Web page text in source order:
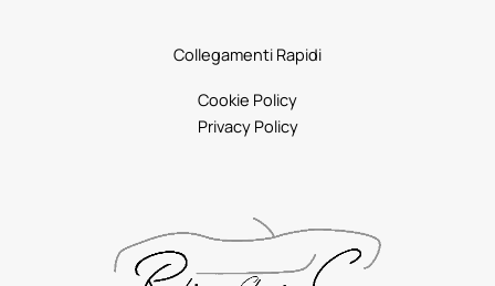
Collegamenti Rapidi
Cookie Policy
Privacy Policy